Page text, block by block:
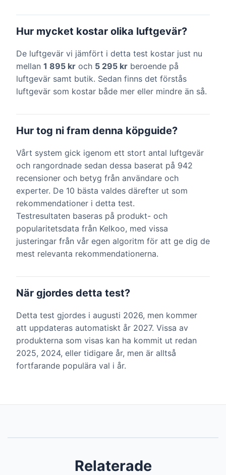
Hur mycket kostar olika luftgevär?
De luftgevär vi jämfört i detta test kostar just nu
mellan 1 895 kr och 5 295 kr beroende på
luftgevär samt butik. Sedan finns det förstås
luftgevär som kostar både mer eller mindre än så.
Hur tog ni fram denna köpguide?
Vårt system gick igenom ett stort antal luftgevär
och rangordnade sedan dessa baserat på 942
recensioner och betyg från användare och
experter. De 10 bästa valdes därefter ut som
rekommendationer i detta test.
Testresultaten baseras på produkt- och
popularitetsdata från Kelkoo, med vissa
justeringar från vår egen algoritm för att ge dig de
mest relevanta rekommendationerna.
När gjordes detta test?
Detta test gjordes i augusti 2026, men kommer
att uppdateras automatiskt år 2027. Vissa av
produkterna som visas kan ha kommit ut redan
2025, 2024, eller tidigare år, men är alltså
fortfarande populära val i år.
Relaterade